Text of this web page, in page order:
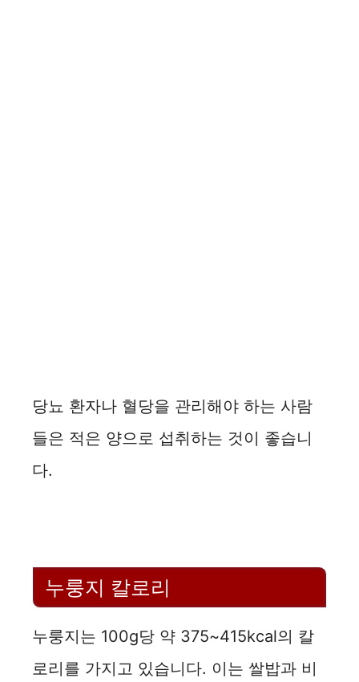
당뇨 환자나 혈당을 관리해야 하는 사람
들은 적은 양으로 섭취하는 것이 좋습니
다.
누룽지 칼로리
누룽지는 100g당 약 375~415kcal의 칼
로리를 가지고 있습니다. 이는 쌀밥과 비